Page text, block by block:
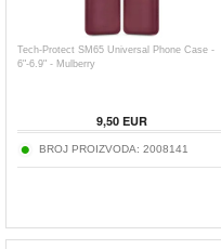
Tech-Protect SM65 Universal Phone Case -
6"-6.9" - Mulberry
9,50EUR
BROJ PROIZVODA: 2008141